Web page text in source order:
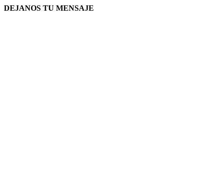
DEJANOS TU MENSAJE